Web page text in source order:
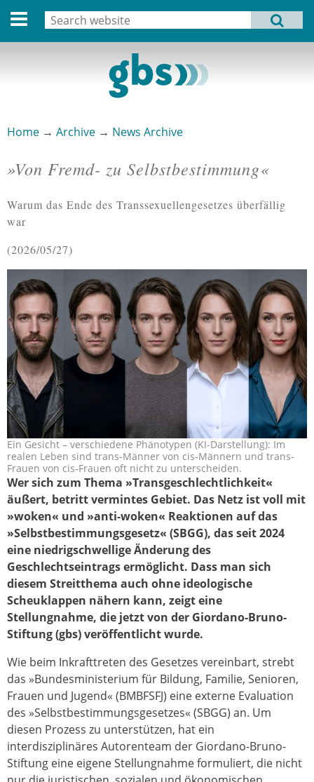
Deutsche Version
Dates
Archive
Links
Privacy Statement
Imprint
MENU
Home → Archive → News Archive
»Von Fremd- zu Selbstbestimmung«
Warum das Ende des Transsexuellengesetzes überfällig
war
2026/05/27
transition_169.jpg
Ein Gesicht – verschiedene Phänotypen (KI-Darstellung): Im
realen Leben sind trans-Männer von cis-Männern und trans-
Frauen von cis-Frauen oft nicht zu unterscheiden.
Wer sich zum Thema »Transgeschlechtlichkeit«
äußert, betritt vermintes Gebiet. Das Netz ist voll mit
»woken« und »anti-woken« Reaktionen auf das
»Selbstbestimmungsgesetz« (SBGG), das seit 2024
eine niedrigschwellige Änderung des
Geschlechtseintrags ermöglicht. Dass man sich
diesem Streitthema auch ohne ideologische
Scheuklappen nähern kann, zeigt eine
Stellungnahme, die jetzt von der Giordano-Bruno-
Stiftung (gbs) veröffentlicht wurde.
Wie beim Inkrafttreten des Gesetzes vereinbart, strebt
das »Bundesministerium für Bildung, Familie, Senioren,
Frauen und Jugend« (BMBFSFJ) eine externe Evaluation
des »Selbstbestimmungsgesetzes« (SBGG) an. Um
diesen Prozess zu unterstützen, hat ein
interdisziplinäres Autorenteam der Giordano-Bruno-
Stiftung eine eigene Stellungnahme formuliert, die nicht
Search form
Search